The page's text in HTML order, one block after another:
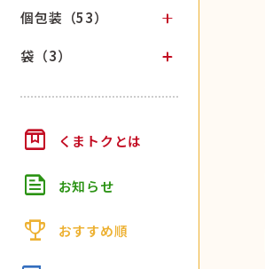
個包装（53）
袋（3）
box くまトクとは
feed お知らせ
trophy おすすめ順